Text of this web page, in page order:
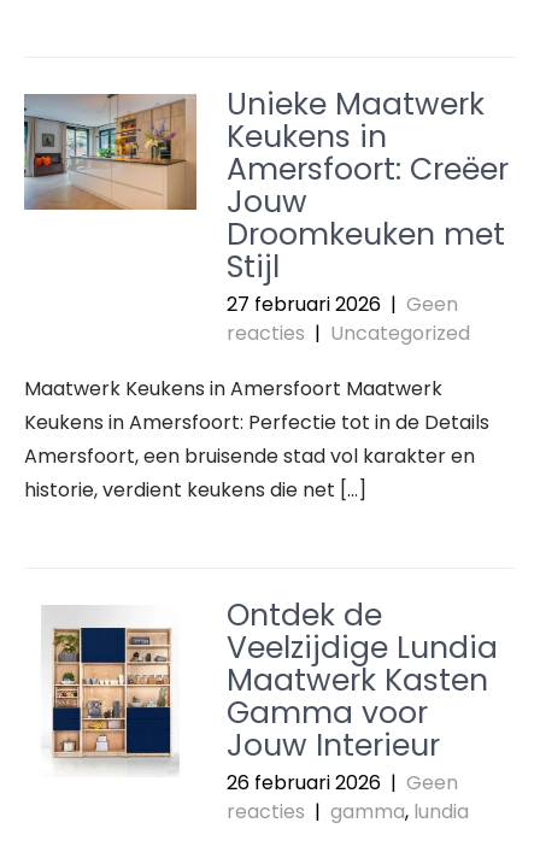
Unieke Maatwerk
Keukens in
Amersfoort: Creëer
Jouw
Droomkeuken met
Stijl
27 februari 2026 | Geen
reacties | Uncategorized
Maatwerk Keukens in Amersfoort Maatwerk
Keukens in Amersfoort: Perfectie tot in de Details
Amersfoort, een bruisende stad vol karakter en
historie, verdient keukens die net […]
Ontdek de
Veelzijdige Lundia
Maatwerk Kasten
Gamma voor
Jouw Interieur
26 februari 2026 | Geen
reacties | gamma, lundia